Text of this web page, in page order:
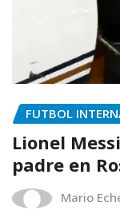
FUTBOL
Lionel
padre en
Mario